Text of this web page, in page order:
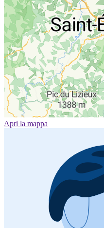
Apri la mappa